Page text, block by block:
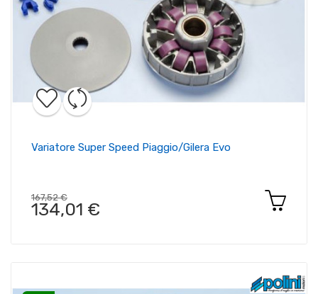
Variatore Super Speed Piaggio/gilera Evo
167,52 €
134,01 €